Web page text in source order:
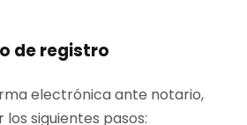
de registro
electrónica ante notario,
los siguientes pasos: